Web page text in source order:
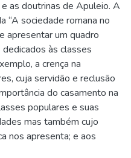
as doutrinas de Apuleio. A
“A sociedade romana no
apresentar um quadro
às classes
a crença na
cuja servidão e reclusão
do casamento na
populares e suas
mas também cujo
nos apresenta; e aos